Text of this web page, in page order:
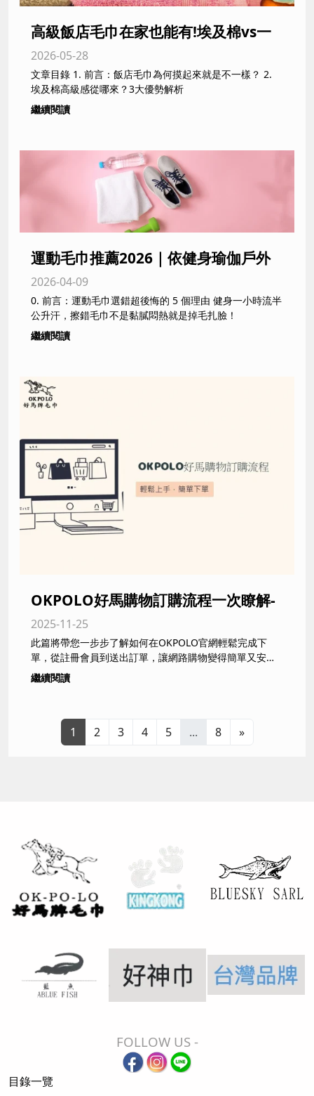
高級飯店毛巾在家也能有!埃及棉vs一
般純棉摸起來差超多?|新北、台中毛巾
供應商不藏私分享
2026-05-28
文章目錄 1. 前言：飯店毛巾為何摸起來就是不一樣？ 2.
埃及棉高級感從哪來？3大優勢解析
繼續閱讀
運動毛巾推薦2026｜依健身瑜伽戶外
活動需求挑選台灣製吸汗速乾毛巾
2026-04-09
0. 前言：運動毛巾選錯超後悔的 5 個理由 健身一小時流半
公升汗，擦錯毛巾不是黏膩悶熱就是掉毛扎臉！
繼續閱讀
OKPOLO好馬購物訂購流程一次瞭解-
毛巾工廠,毛巾批發,純棉毛巾
2025-11-25
此篇將帶您一步步了解如何在OKPOLO官網輕鬆完成下
單，從註冊會員到送出訂單，讓網路購物變得簡單又安
心。
繼續閱讀
1 2 3 4 5 ... 8 »
FOLLOW US -
目錄一覽